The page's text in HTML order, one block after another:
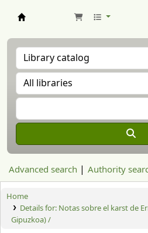
Advanced search Authority
Home
Details for: Notas sobre el karst de
Gipuzkoa) /